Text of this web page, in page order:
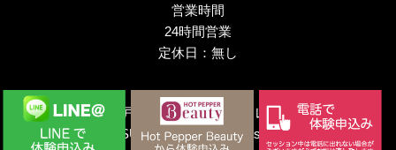
営業時間
24時間営業
定休日：無し
Copyright ©
神戸三宮のパーソナルトレーニングジム｜
BUKATSU（ぶかつ）.All rights reserved.